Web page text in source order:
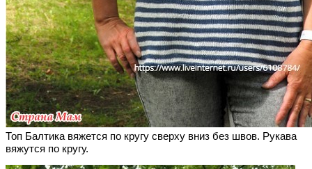
Топ Балтика вяжется по кругу сверху вниз без швов. Рукава
вяжутся по кругу.